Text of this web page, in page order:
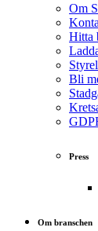
Om
Hitta
Bli
Press
Om branschen